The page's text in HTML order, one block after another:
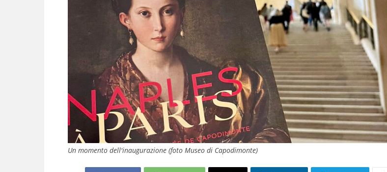
Un momento dell'inaugurazione (foto Museo di Capodimonte)